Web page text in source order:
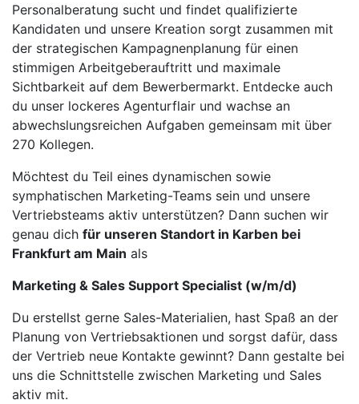
Personalberatung sucht und findet qualifizierte
Kandidaten und unsere Kreation sorgt zusammen mit
der strategischen Kampagnenplanung für einen
stimmigen Arbeitgeberauftritt und maximale
Sichtbarkeit auf dem Bewerbermarkt. Entdecke auch
du unser lockeres Agenturflair und wachse an
abwechslungsreichen Aufgaben gemeinsam mit über
270 Kollegen.
Möchtest du Teil eines dynamischen sowie
symphatischen Marketing-Teams sein und unsere
Vertriebsteams aktiv unterstützen? Dann suchen wir
genau dich für unseren Standort in Karben bei
Frankfurt am Main als
Marketing & Sales Support Specialist (w/m/d)
Du erstellst gerne Sales-Materialien, hast Spaß an der
Planung von Vertriebsaktionen und sorgst dafür, dass
der Vertrieb neue Kontakte gewinnt? Dann gestalte bei
uns die Schnittstelle zwischen Marketing und Sales
aktiv mit.